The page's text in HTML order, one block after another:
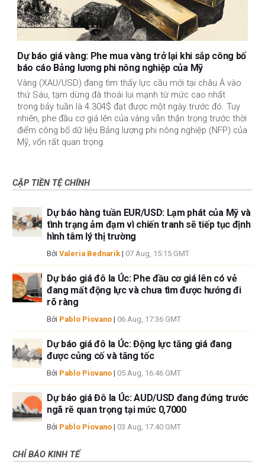
Dự báo giá vàng: Phe mua vàng trở lại khi sắp công bố
báo cáo Bảng lương phi nông nghiệp của Mỹ
Vàng (XAU/USD) đang tìm thấy lực cầu mới tại châu Á vào
thứ Sáu, tạm dừng đà thoái lui mạnh từ mức cao nhất
trong bảy tuần là 4.304$ đạt được một ngày trước đó. Tuy
nhiên, phe đầu cơ giá lên của vàng vẫn thận trọng trước thời
điểm công bố dữ liệu Bảng lương phi nông nghiệp (NFP) của
Mỹ, vốn rất quan trọng.
CẶP TIỀN TỆ CHÍNH
Dự báo hàng tuần EUR/USD: Lạm phát của Mỹ và
tình trạng ảm đạm vì chiến tranh sẽ tiếp tục định
hình tâm lý thị trường
Bởi Valeria Bednarik | 07 Aug, 15:15 GMT
Dự báo giá đô la Úc: Phe đầu cơ giá lên có vẻ
đang mất động lực và chưa tìm được hướng đi
rõ ràng
Bởi Pablo Piovano | 06 Aug, 17:36 GMT
Dự báo giá đô la Úc: Động lực tăng giá đang
được củng cố và tăng tốc
Bởi Pablo Piovano | 05 Aug, 16:46 GMT
Dự báo giá Đô la Úc: AUD/USD đang đứng trước
ngã rẽ quan trọng tại mức 0,7000
Bởi Pablo Piovano | 03 Aug, 17:40 GMT
CHỈ BÁO KINH TẾ